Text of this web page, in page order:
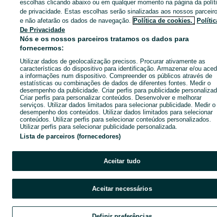
CATEGORIA
ID:669220578
Ligar / SMS Enviar mensagem
escolhas clicando abaixo ou em qualquer momento na página da
de privacidade. Estas escolhas serão sinalizadas aos nossos
e não afetarão os dados de navegação. Política de cookies,
De Privacidade
Nós e os nossos parceiros tratamos os dados para
fornecermos:
Utilizar dados de geolocalização precisos. Procurar ativamente as
características do dispositivo para identificação. Armazenar e/ou
a informações num dispositivo. Compreender os públicos através de
estatísticas ou combinações de dados de diferentes fontes. Medir o
desempenho da publicidade. Criar perfis para publicidade
Criar perfis para personalizar conteúdos. Desenvolver e melhorar
serviços. Utilizar dados limitados para selecionar publicidade. Medir o
desempenho dos conteúdos. Utilizar dados limitados para selecionar
conteúdos. Utilizar perfis para selecionar conteúdos personalizados.
Utilizar perfis para selecionar publicidade personalizada.
Lista de parceiros (fornecedores)
Aceitar tudo
Aceitar necessários